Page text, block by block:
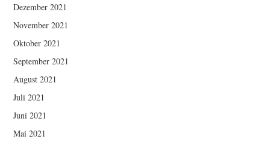
Dezember 2021
November 2021
Oktober 2021
September 2021
August 2021
Juli 2021
Juni 2021
Mai 2021